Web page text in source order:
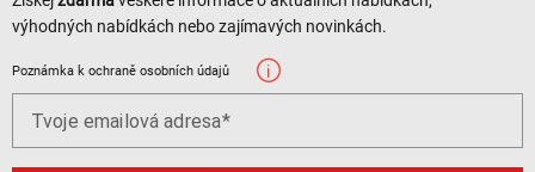
výhodných nabídkách nebo zajímavých novinkách.
Poznámka k ochraně osobních údajů
Tvoje emailová adresa